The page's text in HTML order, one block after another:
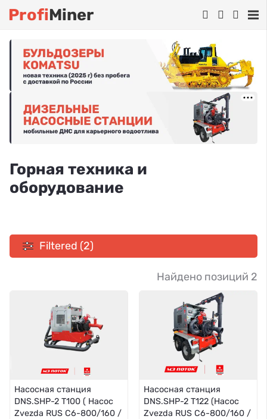
ProfiMiner
Горная техника и
оборудование
Filtered (2)
Найдено позиций 2
Насосная станция
DNS.SHP-2 T100 ( Насос
Zvezda RUS C6-800/160 /
Насосная станция
DNS.SHP-2 T122 (Насос
Zvezda RUS C6-800/160 /